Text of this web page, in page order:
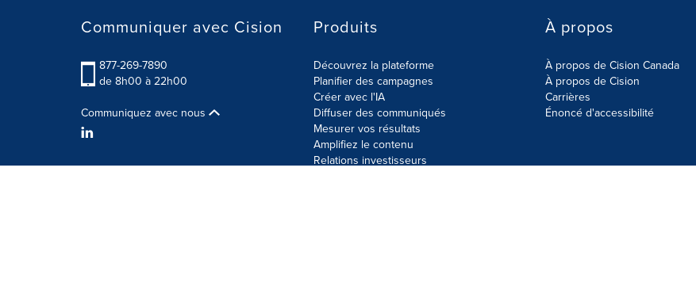
Communiquer avec Cision
877-269-7890
de 8h00 à 22h00
Communiquez avec nous
Produits
Découvrez la plateforme
Planifier des campagnes
Créer avec l'IA
Diffuser des communiqués
Mesurer vos résultats
Amplifiez le contenu
Relations investisseurs
À propos
À propos de Cision Canada
À propos de Cision
Carrières
Énoncé d'accessibilité